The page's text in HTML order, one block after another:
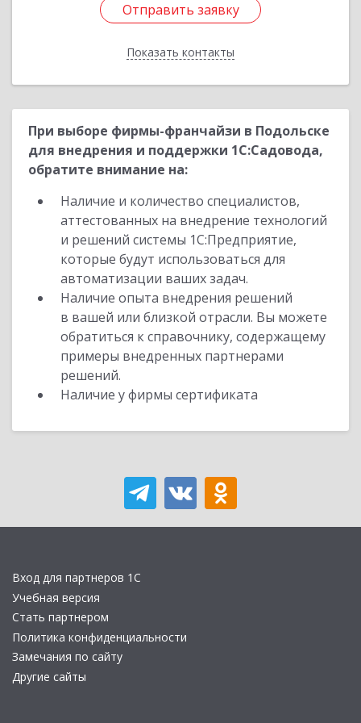
Отправить заявку
Показать контакты
Отправить заявку
Назад
При выборе фирмы-франчайзи в Подольске
для внедрения и поддержки 1С:Садовода,
обратите внимание на:
Наличие и количество специалистов,
аттестованных на внедрение технологий
и решений системы 1С:Предприятие,
которые будут использоваться для
автоматизации ваших задач.
Наличие опыта внедрения решений
в вашей или близкой отрасли. Вы можете
обратиться к справочнику, содержащему
примеры внедренных партнерами
решений.
Наличие у фирмы сертификата
Вход для партнеров 1С
Учебная версия
Стать партнером
Политика конфиденциальности
Замечания по сайту
Другие сайты